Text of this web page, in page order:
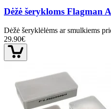
Dėžė šerykloms Flagman
Dėžė šeryklėlėms ar smulkiems
29.90€